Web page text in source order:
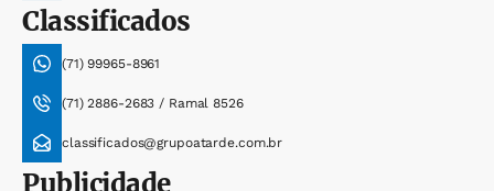
Classificados
(71) 99965-8961
(71) 2886-2683 / Ramal 8526
classificados@grupoatarde.com.br
Publicidade